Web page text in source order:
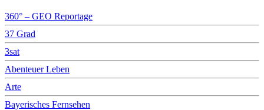
360° – GEO Reportage
37 Grad
3sat
Abenteuer Leben
Arte
Bayerisches Fernsehen